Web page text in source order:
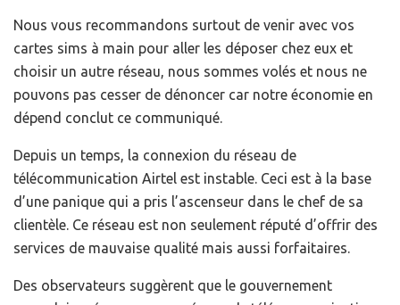
Nous vous recommandons surtout de venir avec vos
cartes sims à main pour aller les déposer chez eux et
choisir un autre réseau, nous sommes volés et nous ne
pouvons pas cesser de dénoncer car notre économie en
dépend conclut ce communiqué.
Depuis un temps, la connexion du réseau de
télécommunication Airtel est instable. Ceci est à la base
d’une panique qui a pris l’ascenseur dans le chef de sa
clientèle. Ce réseau est non seulement réputé d’offrir des
services de mauvaise qualité mais aussi forfaitaires.
Des observateurs suggèrent que le gouvernement